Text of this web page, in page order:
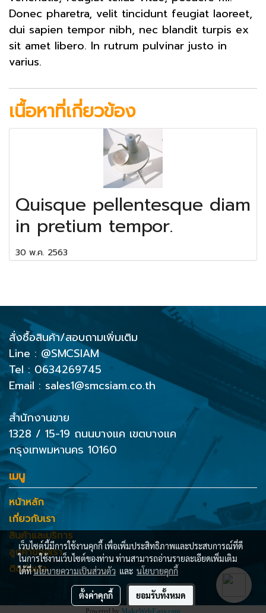
Donec pharetra, velit tincidunt feugiat laoreet,
dui sapien tempor nibh, nec blandit turpis ex
sit amet libero. In rutrum pulvinar justo in
varius.
เนื้อหาที่เกี่ยวข้อง
Quisque pellentesque diam
in pretium tempor.
30 พ.ค. 2563
สั่งซื้อสินค้า/สอบถามเพิ่มเติม
Line : @SMCSIAM
Tel : 0634269745
Email : sales1@smcsiam.co.th
สำนักงานขาย
1328 / 15-19 ถนนบางแค เขตบางแค
กรุงเทพมหานคร 10160
เมนู
หน้าหลัก
เกี่ยวกับเรา
สินค้าและบริการ
ลูกค้าของเรา
ติดต่อเรา
Powered by MakeWebEasy.com
เว็บไซต์นี้มีการใช้งานคุกกี้ เพื่อเพิ่มประสิทธิภาพและประสบการณ์ที่ดี
ในการใช้งานเว็บไซต์ของท่าน ท่านสามารถอ่านรายละเอียดเพิ่มเติม
ได้ที่นโยบายความเป็นส่วนตัว และ นโยบายคุกกี้
ตั้งค่าคุกกี้ ยอมรับทั้งหมด